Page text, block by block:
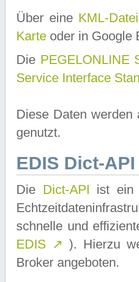
Über eine KML-Datei
Karte oder in Google
Die PEGELONLINE
Service Interface
Diese Daten
genutzt.
EDIS Dict-API
Die Dict-API ist ein
schnelle und
EDIS ↗ ). Hierzu
Broker angeboten.